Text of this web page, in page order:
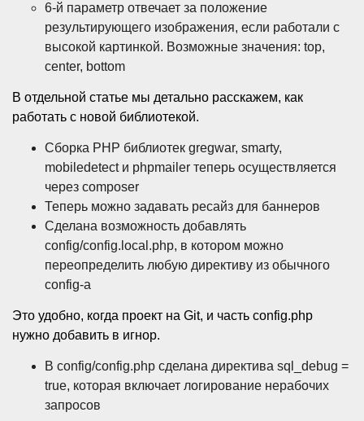
6-й параметр отвечает за положение
результирующего изображения, если работали с
высокой картинкой. Возможные значения: top,
center, bottom
В отдельной статье мы детально расскажем, как
работать с новой библиотекой.
Сборка PHP библиотек gregwar, smarty,
mobiledetect и phpmailer теперь осуществляется
через composer
Теперь можно задавать ресайз для баннеров
Сделана возможность добавлять
config/config.local.php, в котором можно
переопределить любую директиву из обычного
config-а
Это удобно, когда проект на Git, и часть config.php
нужно добавить в игнор.
В config/config.php сделана директива sql_debug =
true, которая включает логирование нерабочих
запросов